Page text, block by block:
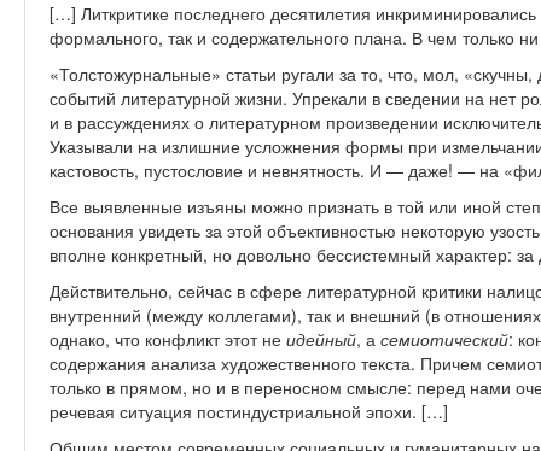
[…] Литкритике последнего десятилетия
формального, так и содержательного плана. В чем только
«Толстожурнальные» статьи ругали за то, что, мол,
событий литературной жизни. Упрекали в сведении на нет
и в рассуждениях о литературном произведении
Указывали на излишние усложнения формы при
кастовость, пустословие и невнятность. И — даже! — на
Все выявленные изъяны можно признать в той или иной
основания увидеть за этой объективностью некоторую
вполне конкретный, но довольно бессистемный характер:
Действительно, сейчас в сфере литературной критики
внутренний (между коллегами), так и внешний (в
однако, что конфликт этот не идейный, а семиотический:
содержания анализа художественного текста. Причем
только в прямом, но и в переносном смысле: перед нами
речевая ситуация постиндустриальной эпохи. […]